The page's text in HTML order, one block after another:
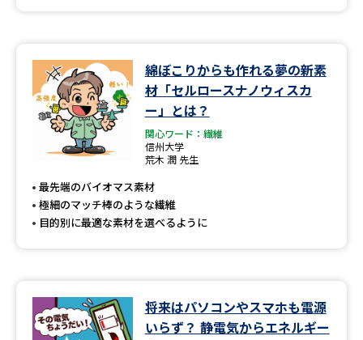
綿ぼこりからも作れる夢の新素
材「セルロースナノウィスカ
ー」とは？
関心ワード：繊維
信州大学
荒木 潤 先生
最先端のバイオマス素材
極細のマッチ棒のような繊維
目的別に最適な素材を選べるように
将来はパソコンやスマホも電源
いらず？ 静電気からエネルギー